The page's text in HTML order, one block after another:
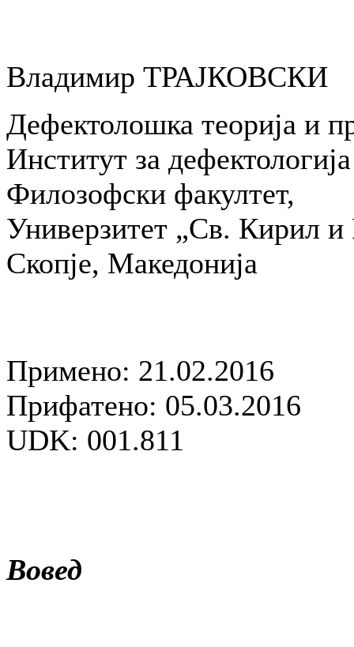
Владимир ТРАЈКОВСКИ
Дефектолошка теорија и
Институт за дефектологија
Филозофски факултет,
Универзитет „Св. Кирил и
Скопје, Македонија
Примено: 21.02.2016
Прифатено: 05.03.2016
UDK: 001.811
Вовед